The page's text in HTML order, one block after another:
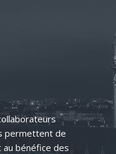
permettent de
bénéfice des